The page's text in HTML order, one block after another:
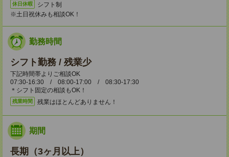
休日休暇
シフト制
※土日祝休みも相談OK！
勤務時間
シフト勤務 / 残業少
下記時間帯よりご相談OK
07:30-16:30 / 08:00-17:00 / 08:30-17:30
＊シフト固定の相談もOK！
残業時間 残業はほとんどありません！
期間
長期（3ヶ月以上）